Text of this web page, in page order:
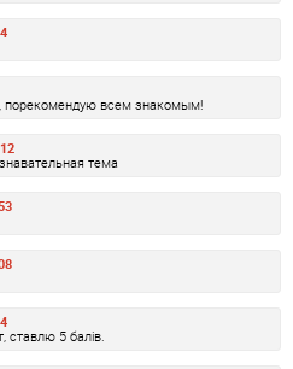
порекомендую всем знакомым!
тема
ставлю 5 балів.